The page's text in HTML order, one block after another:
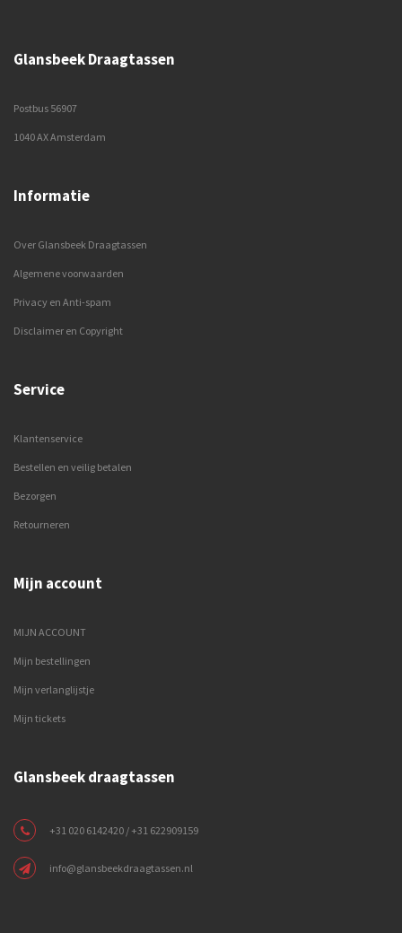
Glansbeek Draagtassen
Postbus 56907
1040 AX Amsterdam
Informatie
Over Glansbeek Draagtassen
Algemene voorwaarden
Privacy en Anti-spam
Disclaimer en Copyright
Service
Klantenservice
Bestellen en veilig betalen
Bezorgen
Retourneren
Mijn account
MIJN ACCOUNT
Mijn bestellingen
Mijn verlanglijstje
Mijn tickets
Glansbeek draagtassen
+31 020 6142420 / +31 622909159
info@glansbeekdraagtassen.nl